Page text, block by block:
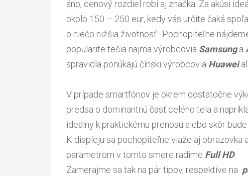
áno, cenový rozdiel robí aj značka. Za akúsi
okolo 150 – 250 eur, kedy vás určite čaká
o niečo nižšia životnosť. Pochopiteľne
popularite tešia najmä výrobcovia Samsunga
spravidla ponúkajú čínski výrobcovia Huawei
V prípade smartfónov je okrem dostatočne
predsa o dominantnú časť celého tela a
ideálny k praktickému prenosu alebo skôr
K displeju sa pochopiteľne viaže aj obrazovka
parametrom v tomto smere radíme Full HD.
Zamerajme sa tak na pár tipov, respektíve na